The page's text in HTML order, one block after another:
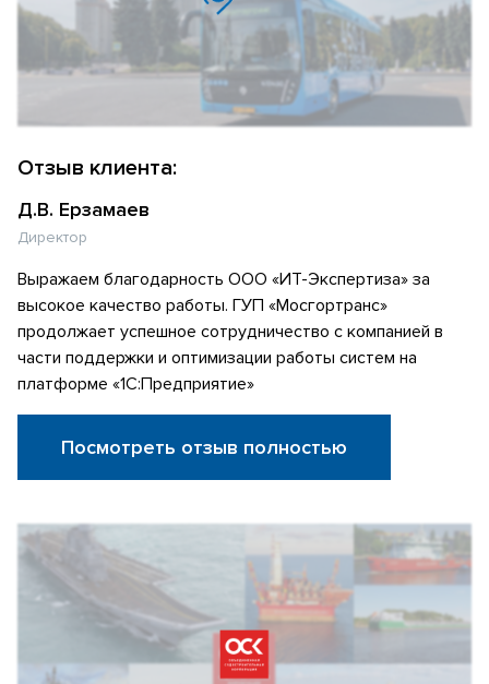
Отзыв клиента:
Д.В. Ерзамаев
Директор
Выражаем благодарность ООО «ИТ-Экспертиза» за
высокое качество работы. ГУП «Мосгортранс»
продолжает успешное сотрудничество с компанией в
части поддержки и оптимизации работы систем на
платформе «1С:Предприятие»
Посмотреть отзыв полностью